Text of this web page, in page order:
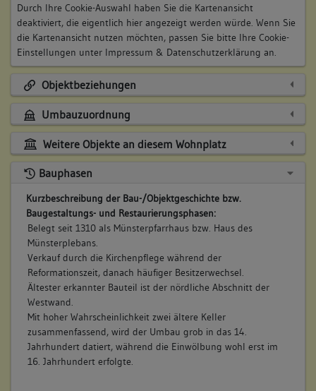
Durch Ihre Cookie-Auswahl haben Sie die Kartenansicht
deaktiviert, die eigentlich hier angezeigt werden würde. Wenn Sie
die Kartenansicht nutzen möchten, passen Sie bitte Ihre Cookie-
Einstellungen unter Impressum & Datenschutzerklärung an.
Objektbeziehungen
Umbauzuordnung
Weitere Objekte an diesem Wohnplatz
Bauphasen
Kurzbeschreibung der Bau-/Objektgeschichte bzw.
Baugestaltungs- und Restaurierungsphasen:
Belegt seit 1310 als Münsterpfarrhaus bzw. Haus des
Münsterplebans.
Verkauf durch die Kirchenpflege während der
Reformationszeit, danach häufiger Besitzerwechsel.
Ältester erkannter Bauteil ist der nördliche Abschnitt der
Westwand.
Mit hoher Wahrscheinlichkeit zwei ältere Keller
zusammenfassend, wird der Umbau grob in das 14.
Jahrhundert datiert, während die Einwölbung wohl erst im
16. Jahrhundert erfolgte.